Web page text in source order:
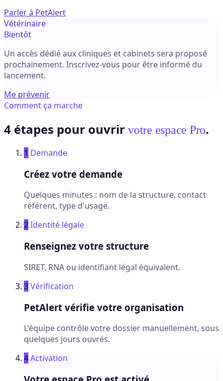
Parler à PetAlert
Vétérinaire
Bientôt
Un accès dédié aux cliniques et cabinets sera proposé
prochainement. Inscrivez-vous pour être informé du
lancement.
Me prévenir
Comment ça marche
4 étapes pour ouvrir votre espace Pro.
1 Demande
Créez votre demande
Quelques minutes : nom de la structure, contact
référent, type d'usage.
2Identité légale
Renseignez votre structure
SIRET, RNA ou identifiant légal équivalent.
3Vérification
PetAlert vérifie votre organisation
L'équipe contrôle votre dossier manuellement, sous
quelques jours ouvrés.
4Activation